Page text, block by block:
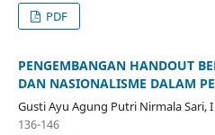
PDF
PENGEMBANGAN HANDOUT
DAN NASIONALISME DALAM
Gusti Ayu Agung Putri Nirmala Sari,
136-146